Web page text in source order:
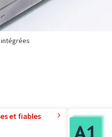
et fiables